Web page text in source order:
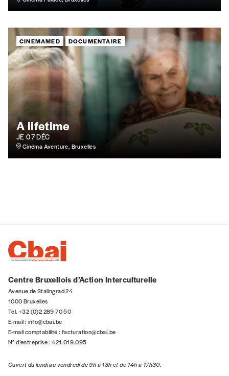
Organisation
TVA
Téléphone
Code postal
Pays
CINEMAMED DOCUMENTAIRE
A lifetime
JE 07 DÉC
Cinéma Aventure, Bruxelles
Centre Bruxellois d’Action Interculturelle
Avenue de Stalingrad 24
1000 Bruxelles
Tel. +32 (0)2 289 70 50
E-mail : info@cbai.be
E-mail comptabilité : facturation@cbai.be
N° d’entreprise : 421.019.095
Ouvert du lundi au vendredi de 9h à 13h et de 14h à 17h30.